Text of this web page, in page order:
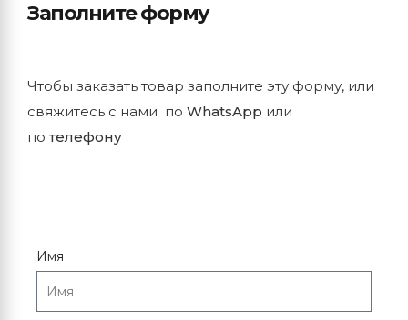
Заполните форму
Чтобы заказать товар заполните эту форму, или
свяжитесь с нами по WhatsApp или
потелефону
Имя